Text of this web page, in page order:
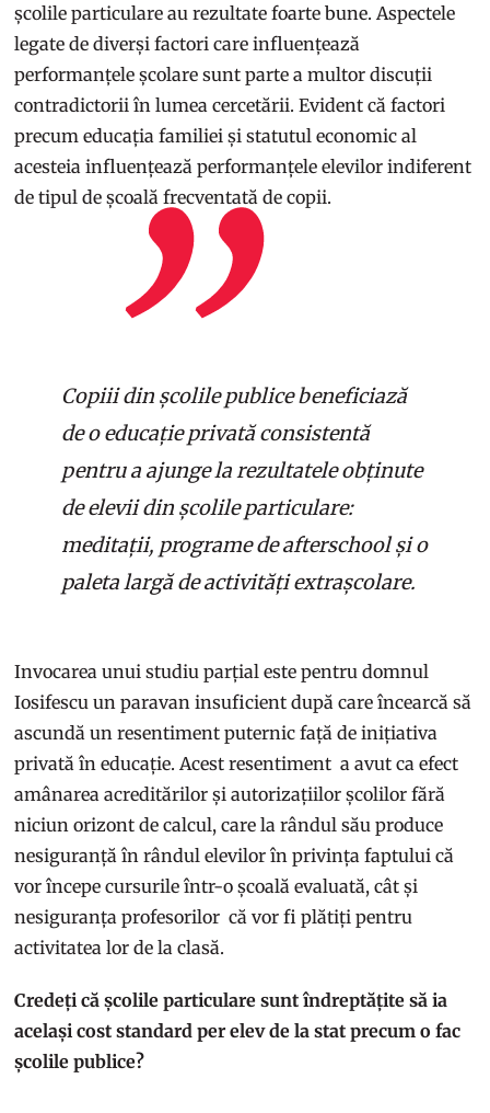
școlile particulare au rezultate foarte bune. Aspectele
legate de diverși factori care influențează
performanțele școlare sunt parte a multor discuții
contradictorii în lumea cercetării. Evident că factori
precum educația familiei și statutul economic al
acesteia influențează performanțele elevilor indiferent
de tipul de școală frecventată de copii.
Copiii din școlile publice beneficiază
de o educație privată consistentă
pentru a ajunge la rezultatele obținute
de elevii din școlile particulare:
meditații, programe de afterschool și o
paleta largă de activități extrașcolare.
Invocarea unui studiu parțial este pentru domnul
Iosifescu un paravan insuficient după care încearcă să
ascundă un resentiment puternic față de inițiativa
privată în educație. Acest resentiment a avut ca efect
amânarea acreditărilor și autorizațiilor școlilor fără
niciun orizont de calcul, care la rândul său produce
nesiguranță în rândul elevilor în privința faptului că
vor începe cursurile într-o școală evaluată, cât și
nesiguranța profesorilor că vor fi plătiți pentru
activitatea lor de la clasă.
Credeți că școlile particulare sunt îndreptățite să ia
același cost standard per elev de la stat precum o fac
școlile publice?